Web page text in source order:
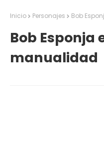
Inicio Personajes Bob
Bob Esponja
manualidad